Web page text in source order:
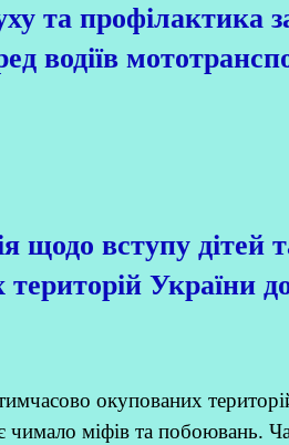
та профілактика
водіїв
щодо вступу дітей
України
окупованих
чимало міфів та побоювань.